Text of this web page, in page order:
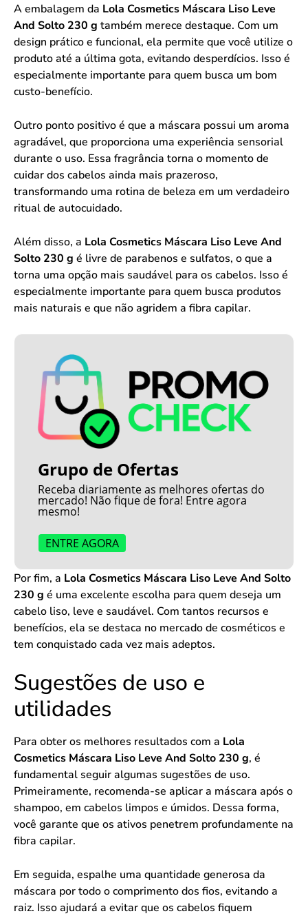
A embalagem da Lola Cosmetics Máscara Liso Leve
And Solto 230 g também merece destaque. Com um
design prático e funcional, ela permite que você utilize o
produto até a última gota, evitando desperdícios. Isso é
especialmente importante para quem busca um bom
custo-benefício.
Outro ponto positivo é que a máscara possui um aroma
agradável, que proporciona uma experiência sensorial
durante o uso. Essa fragrância torna o momento de
cuidar dos cabelos ainda mais prazeroso,
transformando uma rotina de beleza em um verdadeiro
ritual de autocuidado.
Além disso, a Lola Cosmetics Máscara Liso Leve And
Solto 230 g é livre de parabenos e sulfatos, o que a
torna uma opção mais saudável para os cabelos. Isso é
especialmente importante para quem busca produtos
mais naturais e que não agridem a fibra capilar.
Grupo de Ofertas
Receba diariamente as melhores ofertas do
mercado! Não fique de fora! Entre agora
mesmo!
ENTRE AGORA
Por fim, a Lola Cosmetics Máscara Liso Leve And Solto
230 g é uma excelente escolha para quem deseja um
cabelo liso, leve e saudável. Com tantos recursos e
benefícios, ela se destaca no mercado de cosméticos e
tem conquistado cada vez mais adeptos.
Sugestões de uso e
utilidades
Para obter os melhores resultados com a Lola
Cosmetics Máscara Liso Leve And Solto 230 g, é
fundamental seguir algumas sugestões de uso.
Primeiramente, recomenda-se aplicar a máscara após o
shampoo, em cabelos limpos e úmidos. Dessa forma,
você garante que os ativos penetrem profundamente na
fibra capilar.
Em seguida, espalhe uma quantidade generosa da
máscara por todo o comprimento dos fios, evitando a
raiz. Isso ajudará a evitar que os cabelos fiquem